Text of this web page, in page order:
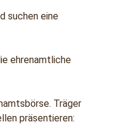
suchen eine
ehrenamtliche
Träger
präsentieren: